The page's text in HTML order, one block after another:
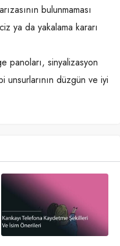
bulunmaması
ya da yakalama kararı
panoları, sinyalizasyon
unsurlarının düzgün ve iyi